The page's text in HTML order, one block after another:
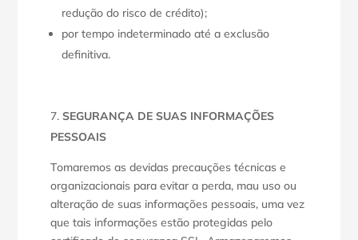
redução do risco de crédito);
por tempo indeterminado até a exclusão
definitiva.
SEGURANÇA DE SUAS INFORMAÇÕES
PESSOAIS
Tomaremos as devidas precauções técnicas e
organizacionais para evitar a perda, mau uso ou
alteração de suas informações pessoais, uma vez
que tais informações estão protegidas pelo